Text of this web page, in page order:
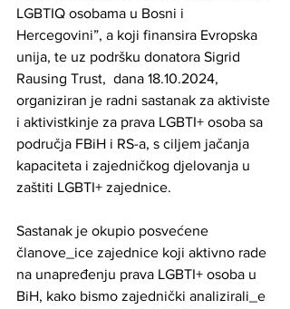
LGBTIQ osobama u Bosni i
Hercegovini”, a koji finansira Evropska
unija, te uz podršku donatora Sigrid
Rausing Trust,  dana 18.10.2024,
organiziran je radni sastanak za aktiviste
i aktivistkinje za prava LGBTI+ osoba sa
područja FBiH i RS-a, s ciljem jačanja
kapaciteta i zajedničkog djelovanja u
zaštiti LGBTI+ zajednice.
Sastanak je okupio posvećene
članove_ice zajednice koji aktivno rade
na unapređenju prava LGBTI+ osoba u
BiH, kako bismo zajednički analizirali_e